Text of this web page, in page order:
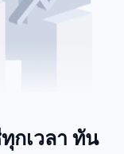
กเวลา ทัน